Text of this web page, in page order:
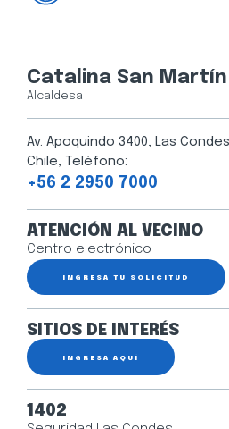
Catalina San
Alcaldesa
Av. Apoquindo 3400, Las
Chile, Teléfono:
+56 2 2950 7000
ATENCIÓN AL VECINO
Centro electrónico
INGRESA TU SOLICITUD
SITIOS DE INTERÉS
INGRESA AQUÍ
1402